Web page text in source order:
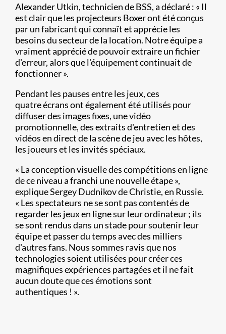
Alexander Utkin, technicien de BSS, a déclaré : « Il
est clair que les projecteurs Boxer ont été conçus
par un fabricant qui connaît et apprécie les
besoins du secteur de la location. Notre équipe a
vraiment apprécié de pouvoir extraire un fichier
d'erreur, alors que l'équipement continuait de
fonctionner ».
Pendant les pauses entre les jeux, ces
quatre écrans ont également été utilisés pour
diffuser des images fixes, une vidéo
promotionnelle, des extraits d'entretien et des
vidéos en direct de la scène de jeu avec les hôtes,
les joueurs et les invités spéciaux.
« La conception visuelle des compétitions en ligne
de ce niveau a franchi une nouvelle étape »,
explique Sergey Dudnikov de Christie, en Russie.
« Les spectateurs ne se sont pas contentés de
regarder les jeux en ligne sur leur ordinateur ; ils
se sont rendus dans un stade pour soutenir leur
équipe et passer du temps avec des milliers
d'autres fans. Nous sommes ravis que nos
technologies soient utilisées pour créer ces
magnifiques expériences partagées et il ne fait
aucun doute que ces émotions sont
authentiques ! ».